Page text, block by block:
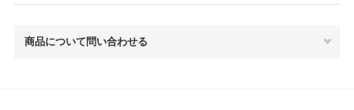
商品について問い合わせる